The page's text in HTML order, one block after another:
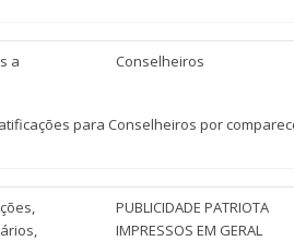
a
Conselheiros
para Conselheiros por
PUBLICIDADE PATRIOTA
IMPRESSOS EM GERAL